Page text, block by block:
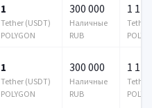
1
Tether (USDT)
POLYGON
300 000
Наличные
RUB
1
Tether
1
Tether (USDT)
POLYGON
300 000
Наличные
RUB
1
Tether